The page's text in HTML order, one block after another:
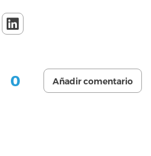
0 Añadir comentario